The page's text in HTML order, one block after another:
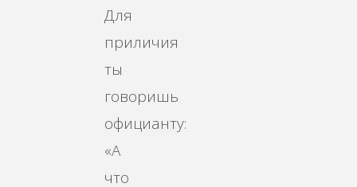
Для
приличия
ты
говоришь
официанту:
«А
что